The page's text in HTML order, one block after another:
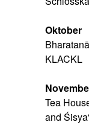
Oktober
KLACKL
Tea
and